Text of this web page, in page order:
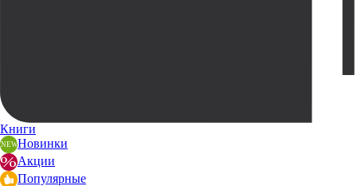
Книги
Новинки
Акции
Популярные